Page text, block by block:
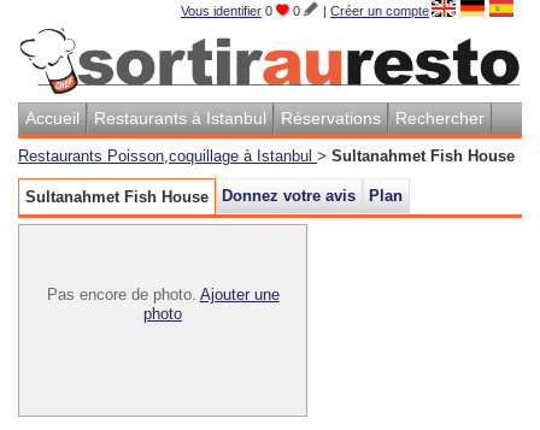
Vous identifier 0 0 | Créer un compte
Accueil Restaurants à Istanbul Réservations Rechercher
Restaurants Poisson,coquillage à Istanbul > Sultanahmet Fish House
Sultanahmet Fish House Donnez votre avis Plan
Pas encore de photo. Ajouter une
photo